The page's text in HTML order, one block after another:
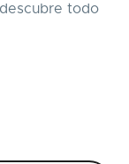
todo